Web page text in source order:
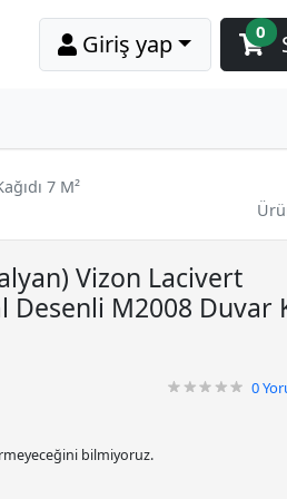
Giriş yap 0
7 M²
Vizon Lacivert
M2008 Duvar
0
bilmiyoruz.